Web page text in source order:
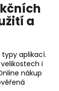
a
aplikací.
i
nákup